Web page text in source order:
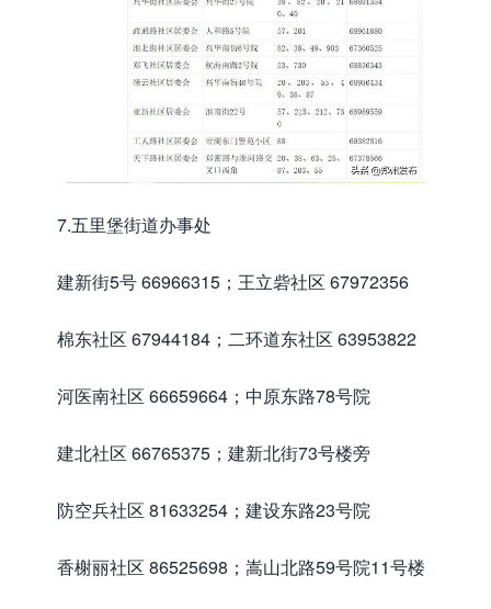
7.五里堡街道办事处
建新街5号 66966315；王立砦社区 67972356
棉东社区 67944184；二环道东社区 63953822
河医南社区 66659664；中原东路78号院
建北社区 66765375；建新北街73号楼旁
防空兵社区 81633254；建设东路23号院
香榭丽社区 86525698；嵩山北路59号院11号楼